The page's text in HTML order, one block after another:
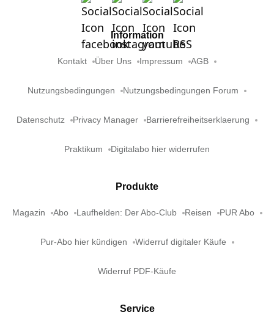
Information
Kontakt Über Uns Impressum AGB
Nutzungsbedingungen Nutzungsbedingungen Forum
Datenschutz Privacy Manager Barrierefreiheitserklaerung
Praktikum Digitalabo hier widerrufen
Produkte
Magazin Abo Laufhelden: Der Abo-Club Reisen PUR Abo
Pur-Abo hier kündigen Widerruf digitaler Käufe
Widerruf PDF-Käufe
Service